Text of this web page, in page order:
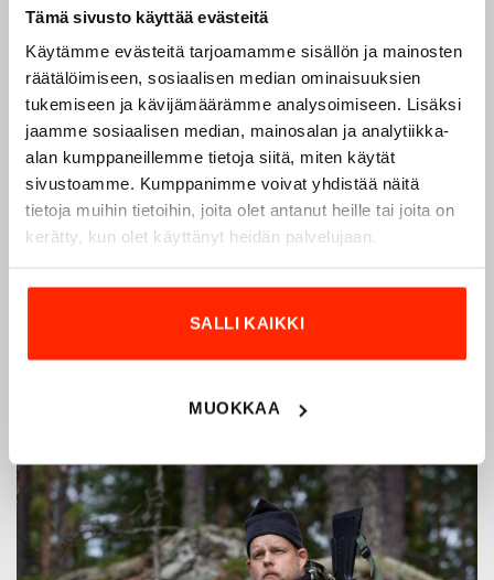
Tämä sivusto käyttää evästeitä
Käytämme evästeitä tarjoamamme sisällön ja mainosten
räätälöimiseen, sosiaalisen median ominaisuuksien
tukemiseen ja kävijämäärämme analysoimiseen. Lisäksi
jaamme sosiaalisen median, mainosalan ja analytiikka-
alan kumppaneillemme tietoja siitä, miten käytät
sivustoamme. Kumppanimme voivat yhdistää näitä
tietoja muihin tietoihin, joita olet antanut heille tai joita on
kerätty, kun olet käyttänyt heidän palvelujaan.
SALLI KAIKKI
MUOKKAA
Origopro – Suomalainen laatumerkki vuodesta
1975
Origoproon suomalainen turvallisuus- ja
ulkoiluvaatetukseen erikoistunut yritys, joka on toiminut
vuodesta 1975.Origoprovalmistaa laadukkaita vaatteita,
jotka on kehitetty vuosikymmenten kokemuksella
Origopro:n tuotteet on suunniteltu yhteistyössä käyttäjien
ja erikoisammattilaisten kanssa, joiden kokemus inspiroi